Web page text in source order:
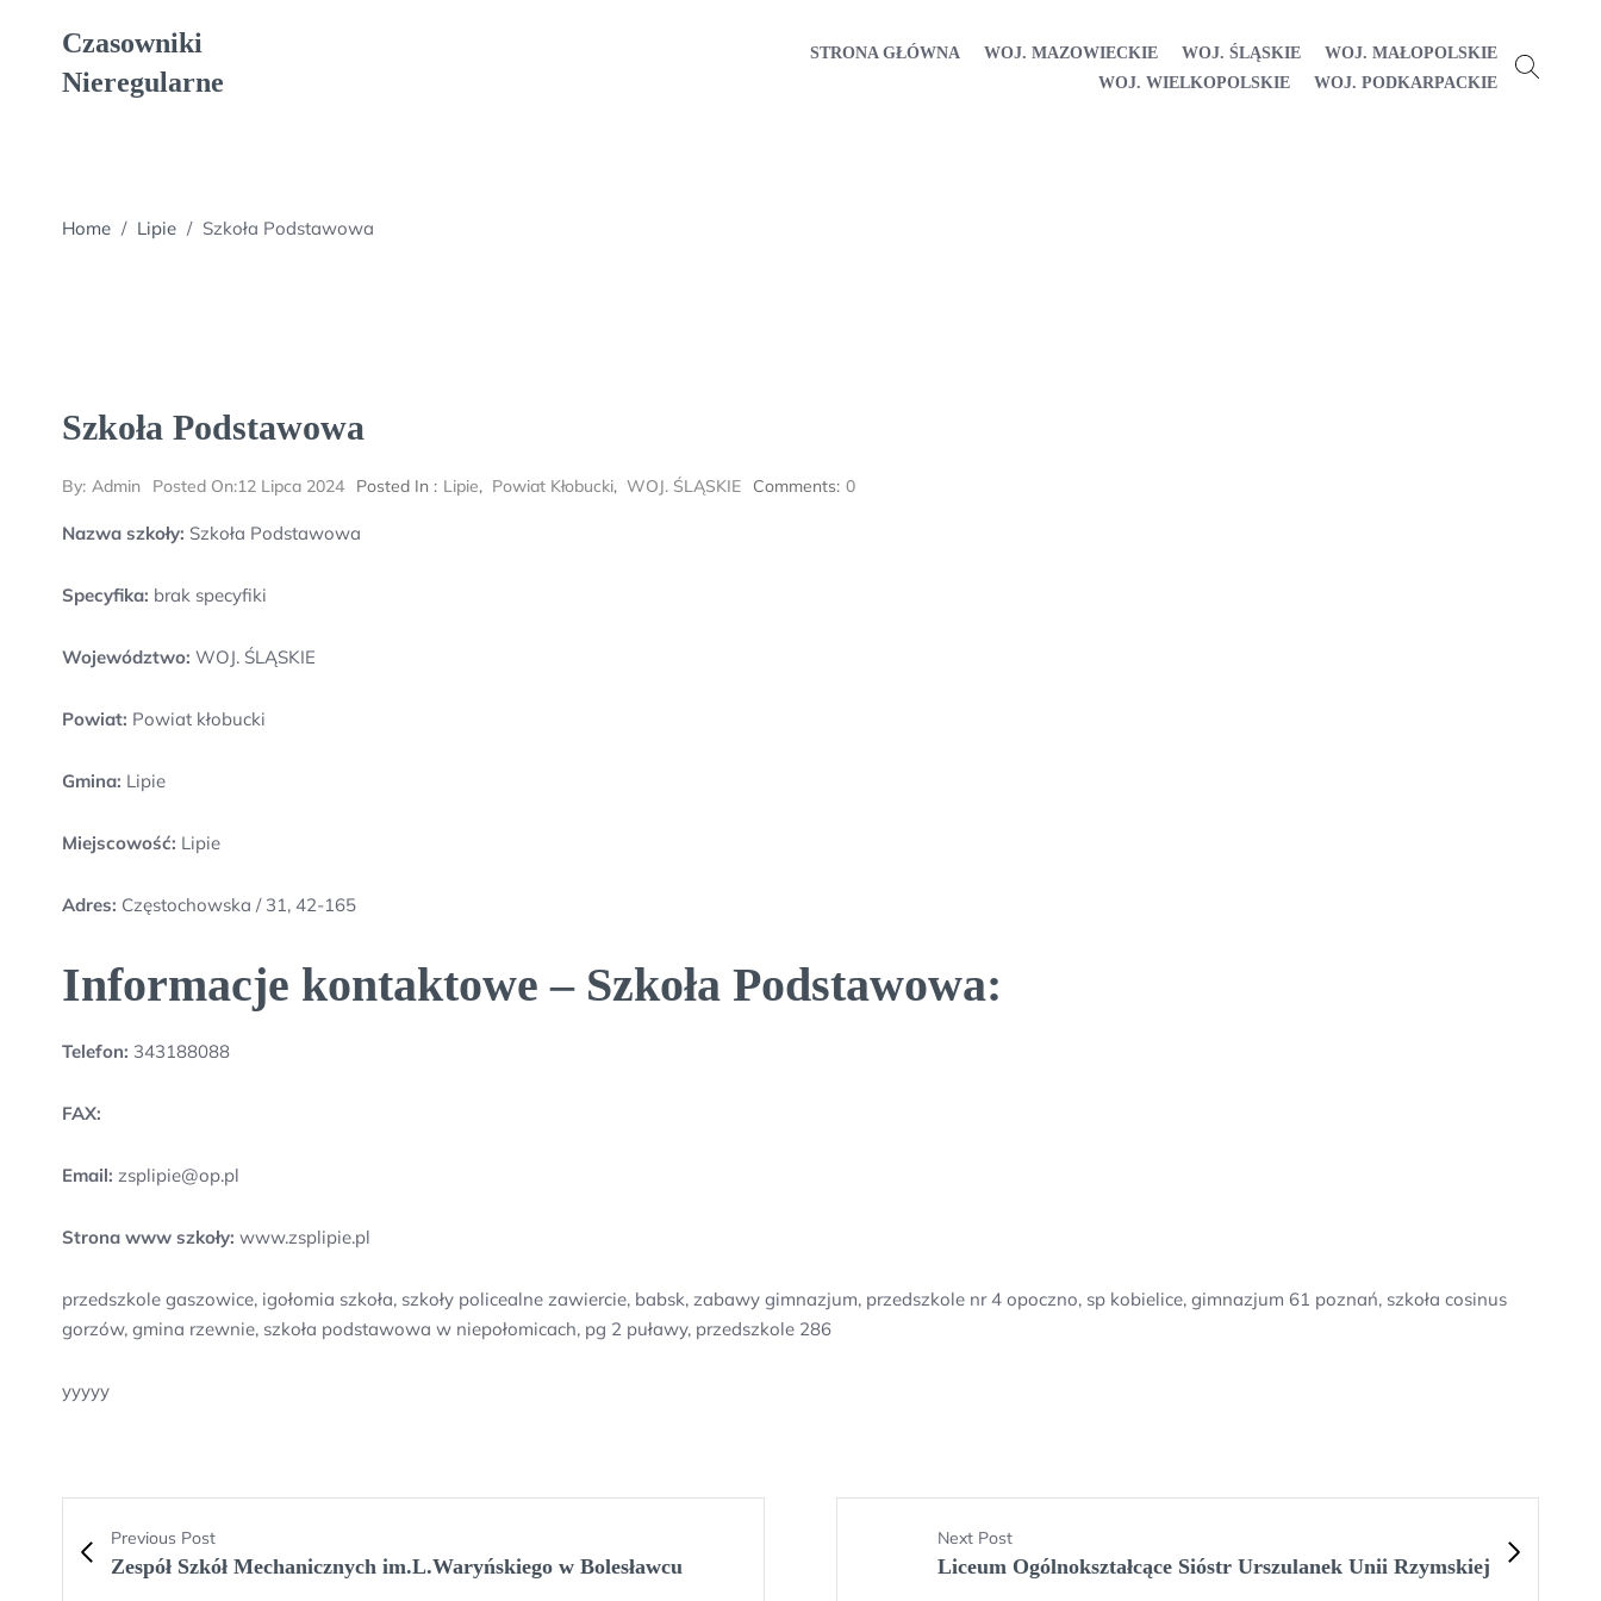
Czasowniki
Nieregularne
STRONA GŁÓWNA WOJ. MAZOWIECKIE WOJ. ŚLĄSKIE
WOJ. MAŁOPOLSKIE
WOJ. WIELKOPOLSKIE
WOJ. PODKARPACKIE
Home / Lipie / Szkoła Podstawowa
Szkoła Podstawowa
By: Admin Posted On:12 Lipca 2024 Posted In : Lipie, Powiat Kłobucki, WOJ. ŚLĄSKIE Comments: 0
Nazwa szkoły: Szkoła Podstawowa
Specyfika: brak specyfiki
Województwo: WOJ. ŚLĄSKIE
Powiat: Powiat kłobucki
Gmina: Lipie
Miejscowość: Lipie
Adres: Częstochowska / 31, 42-165
Informacje kontaktowe – Szkoła Podstawowa:
Telefon: 343188088
FAX:
Email: zsplipie@op.pl
Strona www szkoły: www.zsplipie.pl
przedszkole gaszowice, igołomia szkoła, szkoły policealne zawiercie, babsk, zabawy gimnazjum, przedszkole nr 4 opoczno, sp kobielice, gimnazjum 61 poznań, szkoła cosinus
gorzów, gmina rzewnie, szkoła podstawowa w niepołomicach, pg 2 puławy, przedszkole 286
yyyyy
Previous Post
Zespół Szkół Mechanicznych im.L.Waryńskiego w Bolesławcu
Next Post
Liceum Ogólnokształcące Sióstr Urszulanek Unii Rzymskiej